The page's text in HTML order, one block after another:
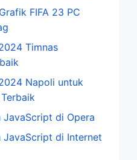
FIFA 23 PC
Timnas
Napoli untuk
Terbaik
di Opera
JavaScript di Internet